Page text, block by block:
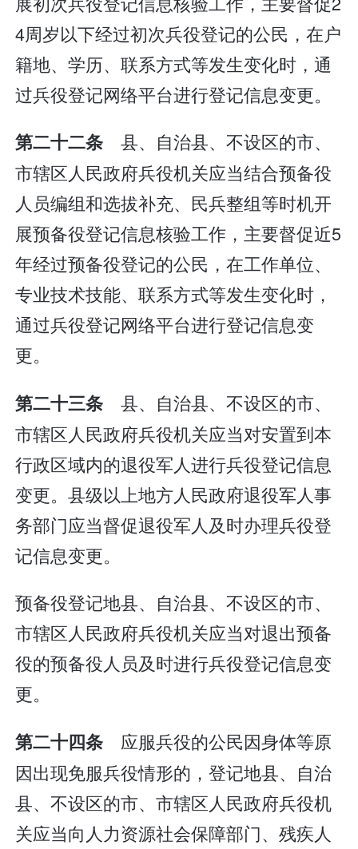
4周岁以下经过初次兵役登记的公民，在户
籍地、学历、联系方式等发生变化时，通
过兵役登记网络平台进行登记信息变更。
第二十二条 县、自治县、不设区的市、
市辖区人民政府兵役机关应当结合预备役
人员编组和选拔补充、民兵整组等时机开
展预备役登记信息核验工作，主要督促近5
年经过预备役登记的公民，在工作单位、
专业技术技能、联系方式等发生变化时，
通过兵役登记网络平台进行登记信息变
更。
第二十三条 县、自治县、不设区的市、
市辖区人民政府兵役机关应当对安置到本
行政区域内的退役军人进行兵役登记信息
变更。县级以上地方人民政府退役军人事
务部门应当督促退役军人及时办理兵役登
记信息变更。
预备役登记地县、自治县、不设区的市、
市辖区人民政府兵役机关应当对退出预备
役的预备役人员及时进行兵役登记信息变
更。
第二十四条 应服兵役的公民因身体等原
因出现免服兵役情形的，登记地县、自治
县、不设区的市、市辖区人民政府兵役机
关应当向人力资源社会保障部门、残疾人